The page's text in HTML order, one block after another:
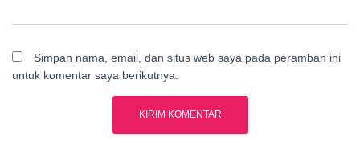
Simpan nama, email, dan situs web saya pada peramban ini
untuk komentar saya berikutnya.